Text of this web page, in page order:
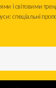
і світовими
спеціальні